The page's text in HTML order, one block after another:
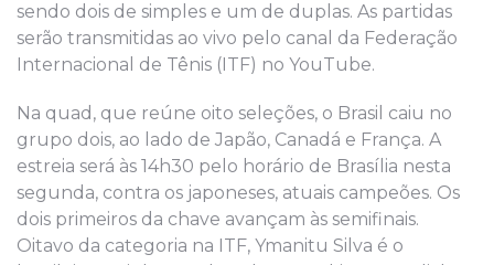
sendo dois de simples e um de duplas. As partidas
serão transmitidas ao vivo pelo canal da Federação
Internacional de Tênis (ITF) no YouTube.
Na quad, que reúne oito seleções, o Brasil caiu no
grupo dois, ao lado de Japão, Canadá e França. A
estreia será às 14h30 pelo horário de Brasília nesta
segunda, contra os japoneses, atuais campeões. Os
dois primeiros da chave avançam às semifinais.
Oitavo da categoria na ITF, Ymanitu Silva é o